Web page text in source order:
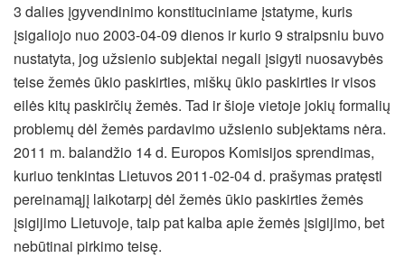
3 dalies įgyvendinimo konstituciniame įstatyme, kuris
įsigaliojo nuo 2003-04-09 dienos ir kurio 9 straipsniu buvo
nustatyta, jog užsienio subjektai negali įsigyti nuosavybės
teise žemės ūkio paskirties, miškų ūkio paskirties ir visos
eilės kitų paskirčių žemės. Tad ir šioje vietoje jokių formalių
problemų dėl žemės pardavimo užsienio subjektams nėra.
2011 m. balandžio 14 d. Europos Komisijos sprendimas,
kuriuo tenkintas Lietuvos 2011-02-04 d. prašymas pratęsti
pereinamąjį laikotarpį dėl žemės ūkio paskirties žemės
įsigijimo Lietuvoje, taip pat kalba apie žemės įsigijimo, bet
nebūtinai pirkimo teisę.